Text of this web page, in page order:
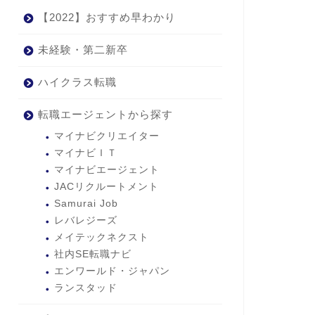
【2022】おすすめ早わかり
未経験・第二新卒
ハイクラス転職
転職エージェントから探す
マイナビクリエイター
マイナビＩＴ
マイナビエージェント
JACリクルートメント
Samurai Job
レバレジーズ
メイテックネクスト
社内SE転職ナビ
エンワールド・ジャパン
ランスタッド